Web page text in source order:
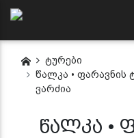
ტურები
წალკა • ფარავნის
ვარძია
წალკა •